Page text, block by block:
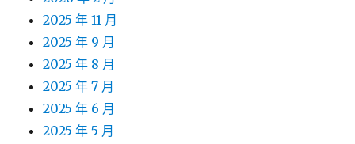
2025 年 11 月
2025 年 9 月
2025 年 8 月
2025 年 7 月
2025 年 6 月
2025 年 5 月